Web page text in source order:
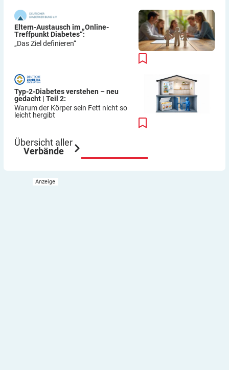
Eltern-Austausch im „Online-
Treffpunkt Diabetes“:
„Das Ziel definieren“
Typ-2-Diabetes verstehen – neu
gedacht | Teil 2:
Warum der Körper sein Fett nicht so
leicht hergibt
Übersicht aller
Verbände